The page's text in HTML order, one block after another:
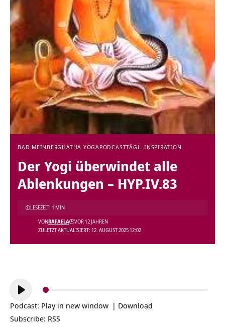
BAD MEINBERG HATHA YOGAPODCASTTÄGL. INSPIRATION
Der Yogi überwindet alle
Ablenkungen – HYP.IV.83
ZULETZT AKTUALISIERT: 12. AUGUST 2025 12:02
VONRAFAELA VOR 12 JAHREN
LESEZEIT: 1 MIN
Audio-
Player
Podcast: Play in new window | Download
Subscribe: RSS